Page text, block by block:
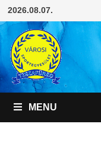
Skip
to
content
2026.08.07.
MENU